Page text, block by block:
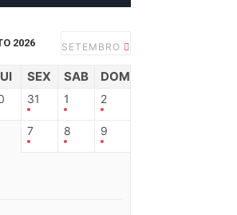
2026 SETEMBRO
SEX SAB DOM
31 1 2
7 8 9